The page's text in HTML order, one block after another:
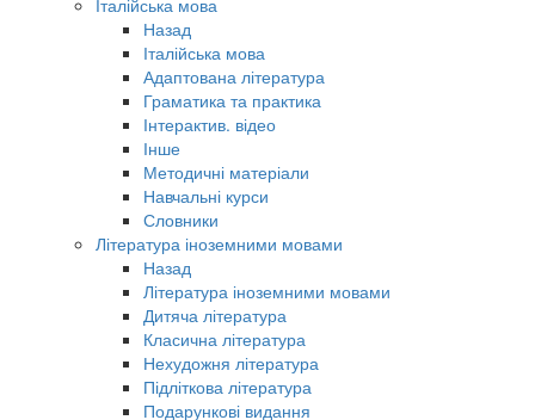
Італійська мова
Назад
Італійська мова
Адаптована література
Граматика та практика
Інтерактив. відео
Інше
Методичні матеріали
Навчальні курси
Словники
Література іноземними мовами
Назад
Література іноземними мовами
Дитяча література
Класична література
Нехудожня література
Підліткова література
Подарункові видання